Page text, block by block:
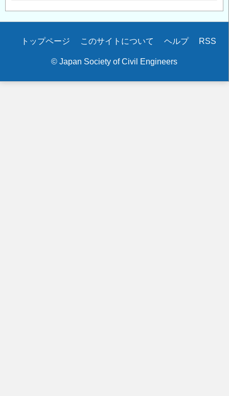
Secondary
トップページ このサイトについて ヘルプ RSS
© Japan Society of Civil Engineers